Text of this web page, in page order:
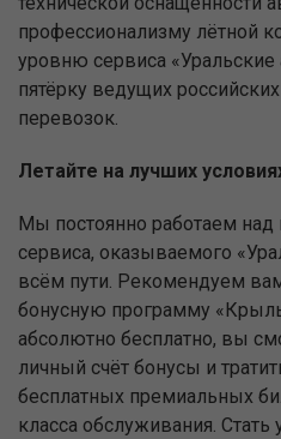
профессионализму лётной
уровню сервиса «Уральские
пятёрку ведущих
перевозок.
Летайте на лучших
Мы постоянно работаем
сервиса, оказываемого
всём пути. Рекомендуем
бонусную программу
абсолютно бесплатно, вы
личный счёт бонусы и
бесплатных премиальных
класса обслуживания.